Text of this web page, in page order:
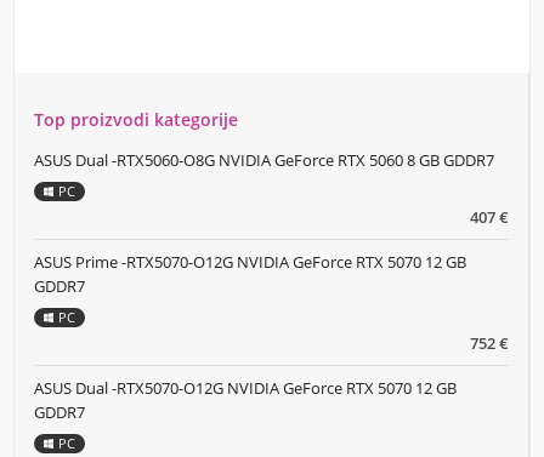
Top proizvodi kategorije
407 €
ASUS Dual -RTX5060-O8G NVIDIA GeForce RTX 5060 8 GB GDDR7
PC
752 €
ASUS Prime -RTX5070-O12G NVIDIA GeForce RTX 5070 12 GB
GDDR7
PC
ASUS Dual -RTX5070-O12G NVIDIA GeForce RTX 5070 12 GB
GDDR7
PC